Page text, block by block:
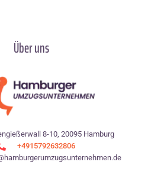
Über uns
8-10, 20095 Hamburg
+4915792632806